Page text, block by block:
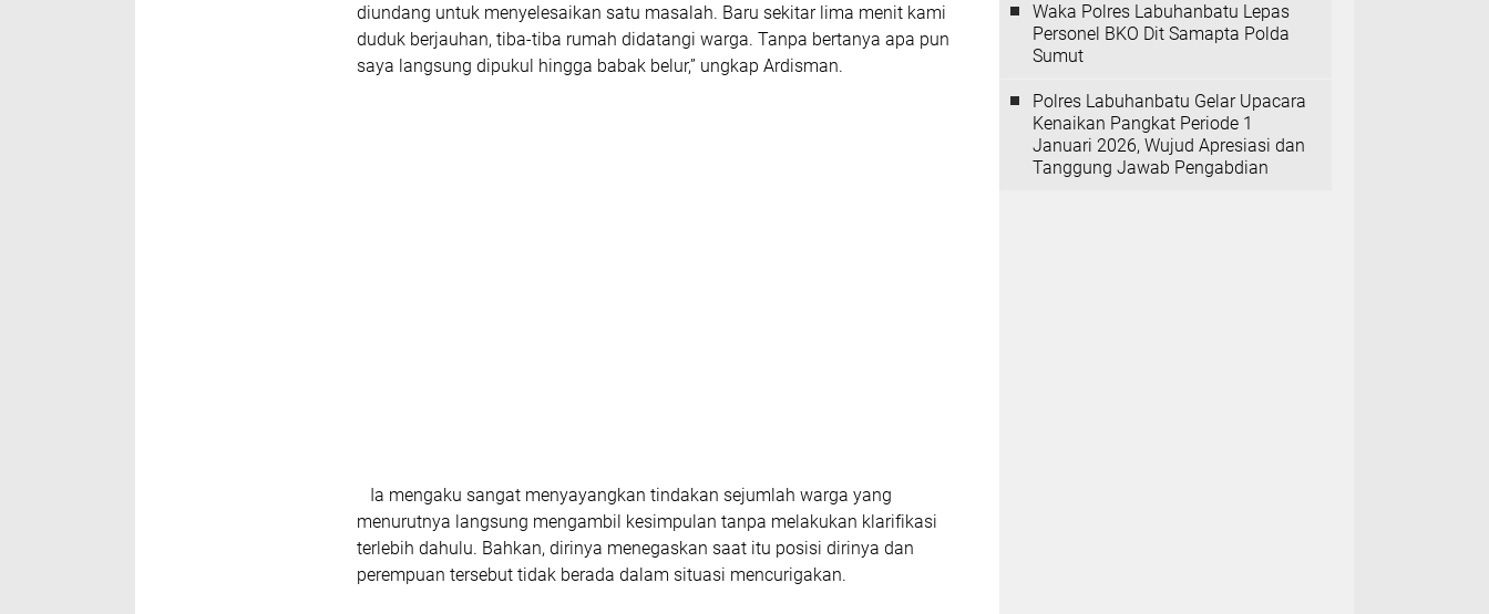
diundang untuk menyelesaikan satu masalah. Baru sekitar lima menit kami
duduk berjauhan, tiba-tiba rumah didatangi warga. Tanpa bertanya apa pun
saya langsung dipukul hingga babak belur,” ungkap Ardisman.
Ia mengaku sangat menyayangkan tindakan sejumlah warga yang
menurutnya langsung mengambil kesimpulan tanpa melakukan klarifikasi
terlebih dahulu. Bahkan, dirinya menegaskan saat itu posisi dirinya dan
perempuan tersebut tidak berada dalam situasi mencurigakan.
Waka Polres Labuhanbatu Lepas
Personel BKO Dit Samapta Polda
Sumut
Polres Labuhanbatu Gelar Upacara
Kenaikan Pangkat Periode 1
Januari 2026, Wujud Apresiasi dan
Tanggung Jawab Pengabdian